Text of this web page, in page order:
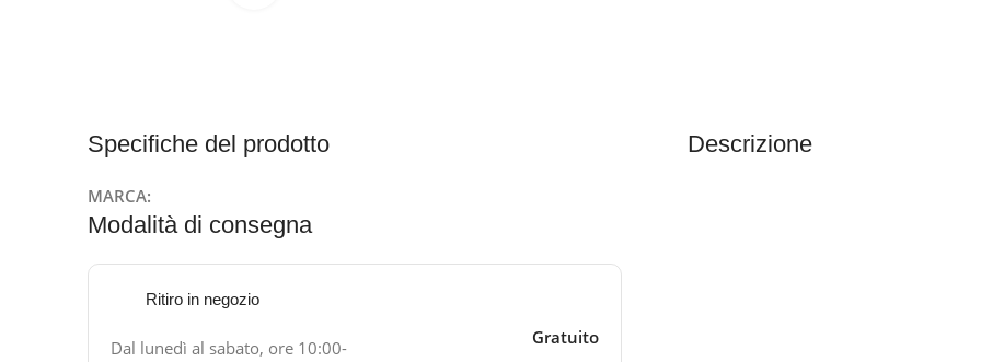
Specifiche del prodotto
MARCA:
Modalità di consegna
Ritiro in negozio
Dal lunedì al sabato, ore 10:00-
Gratuito
Descrizione